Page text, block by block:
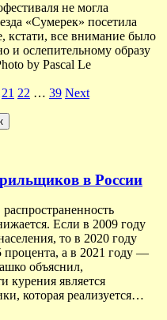
не могла
«Сумерек» посетила
кстати, все внимание было
и ослепительному образу
by Pascal Le
21 22 … 39 Next
в России
Если в 2009 году
то в 2020 году
процента, а в 2021 году —
объяснил,
курения является
которая реализуется…